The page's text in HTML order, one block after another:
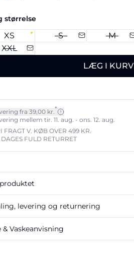
størrelse
XS S M
XXL
LÆG I KURV
fra 39,00 kr.*
mellem tir. 11. aug. - ons. 12. aug.
FRAGT V. KØB OVER 499 KR.
FULD RETURRET
levering og returnering
& Vaskeanvisning